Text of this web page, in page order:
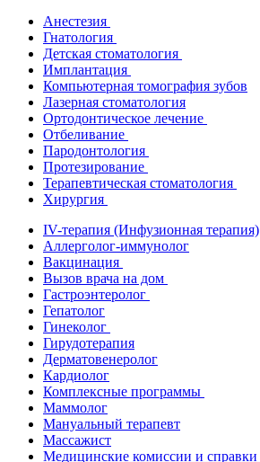
Анестезия
Гнатология
Детская стоматология
Имплантация
Компьютерная томография зубов
Лазерная стоматология
Ортодонтическое лечение
Отбеливание
Пародонтология
Протезирование
Терапевтическая стоматология
Хирургия
IV-терапия (Инфузионная терапия)
Аллерголог-иммунолог
Вакцинация
Вызов врача на дом
Гастроэнтеролог
Гепатолог
Гинеколог
Гирудотерапия
Дерматовенеролог
Кардиолог
Комплексные программы
Маммолог
Мануальный терапевт
Массажист
Медицинские комиссии и справки